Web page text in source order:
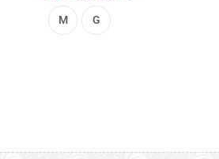
M G